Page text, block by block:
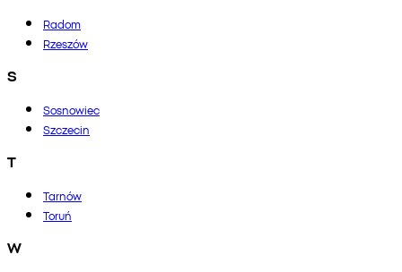
Radom
Rzeszów
S
Sosnowiec
Szczecin
T
Tarnów
Toruń
W